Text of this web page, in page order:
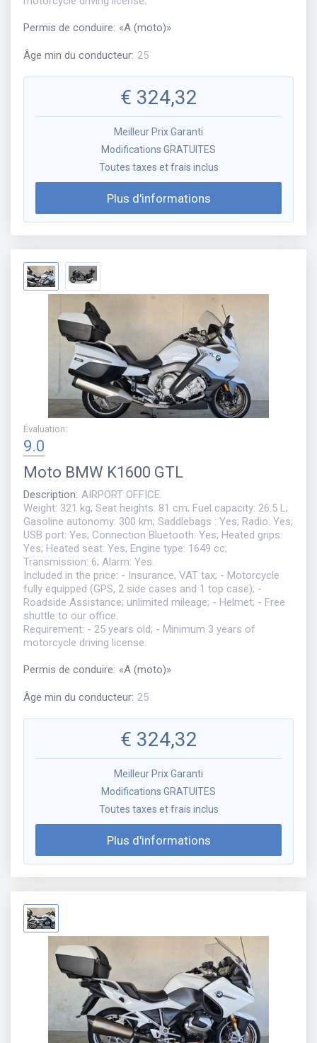
Permis de conduire: «A (moto)»
Âge min du conducteur: 25
€ 324,32
Meilleur Prix Garanti
Modifications GRATUITES
Toutes taxes et frais inclus
Plus d'informations
Évaluation:
9.0
Moto BMW K1600 GTL
Description: AIRPORT OFFICE.
Weight: 321 kg; Seat heights: 81 cm; Fuel capacity: 26.5 L;
Gasoline autonomy: 300 km; Saddlebags : Yes; Radio: Yes;
USB port: Yes; Connection Bluetooth: Yes; Heated grips:
Yes; Heated seat: Yes; Engine type: 1649 cc;
Transmission: 6; Alarm: Yes.
Included in the price: - Insurance, VAT tax; - Motorcycle
fully equipped (GPS, 2 side cases and 1 top case); -
Roadside Assistance; unlimited mileage; - Helmet; - Free
shuttle to our office.
Requirement: - 25 years old; - Minimum 3 years of
motorcycle driving license.
Permis de conduire: «A (moto)»
Âge min du conducteur: 25
€ 324,32
Meilleur Prix Garanti
Modifications GRATUITES
Toutes taxes et frais inclus
Plus d'informations